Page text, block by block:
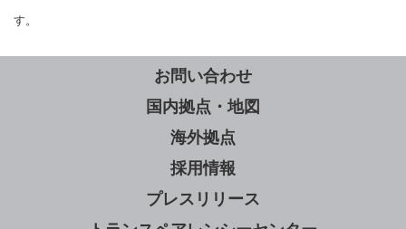
す。
お問い合わせ
国内拠点・地図
海外拠点
採用情報
プレスリリース